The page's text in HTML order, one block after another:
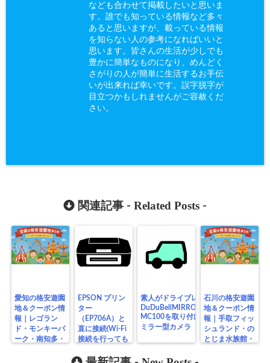
なども合わせて掲載したいと思いま
す。誰でも知っている情報など多々
あると思いますが、載っている情報
を知らない人の参考になればいいと
思います。皆さんの生活が少しでも
豊かに簡単なものになり、めんどく
さがりの人が簡単に生活するお手伝
いが出来れば幸いです。誤字脱字が
目立つかもしれませんがご容赦くだ
さい。
関連記事 - Related Posts -
愛知の格安遊園
地＆クーポン情
報｜レゴラン
ド・モンキーパ
ーク・南知多・
EPSON プリン
ター
（EP706A）と
直に接続(Wi-Fi
接続を行っても
用できない場
素人がドライブレコーダー
DuDuBellMIRRORDASHCAM
MC100を取り付け手順ルーム
ミラー型カメラ
石川の格安遊園
地＆クーポン情
報｜手取フィッ
シュランド・の
とじま水族館・